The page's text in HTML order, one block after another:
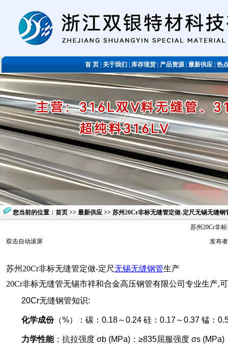
首 页关于我们库存现货|产品资源|最新供应|热
您当前的位置： 首页 >> 最新供应 >> 苏州20Cr非标无缝管定做-定尺无锡无缝钢
苏州20Cr非
双击自动滚屏
发布
苏州20Cr非标无缝管定做-定尺无锡无缝钢管生产
20Cr非标无缝管无锡市祥和合金高压钢管有限公司专业生产,
20Cr无缝钢管知识:
化学成份（%）：碳：0.18～0.24 硅：0.17～0.37
力学性能：抗拉强度 σb (MPa)：≥835屈服强度 σs